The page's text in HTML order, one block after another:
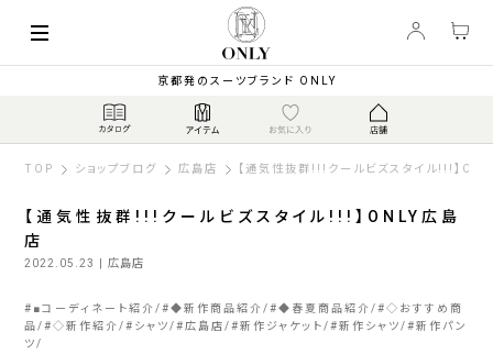
京都発のスーツブランド ONLY
TOP ショップブログ 広島店 【通気性抜群!!!クールビズスタイル!!!】
【通気性抜群!!!クールビズスタイル!!!】ONLY広島
店
2022.05.23 | 広島店
# ■コーディネート紹介 #◆新作商品紹介 #◆春夏商品紹介 #◇おすすめ商
品 #◇新作紹介 # シャツ #広島店 #新作ジャケット #新作シャツ #新作パン
ツ